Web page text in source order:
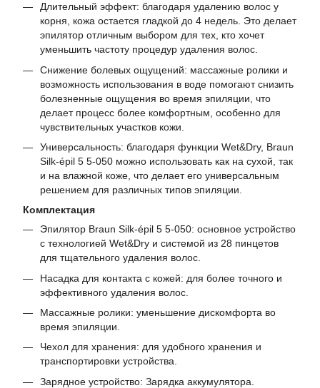
Длительный эффект: благодаря удалению волос у
корня, кожа остается гладкой до 4 недель. Это делает
эпилятор отличным выбором для тех, кто хочет
уменьшить частоту процедур удаления волос.
Снижение болевых ощущений: массажные ролики и
возможность использования в воде помогают снизить
болезненные ощущения во время эпиляции, что
делает процесс более комфортным, особенно для
чувствительных участков кожи.
Универсальность: благодаря функции Wet&Dry, Braun
Silk-épil 5 5-050 можно использовать как на сухой, так
и на влажной коже, что делает его универсальным
решением для различных типов эпиляции.
Комплектация
Эпилятор Braun Silk-épil 5 5-050: основное устройство
с технологией Wet&Dry и системой из 28 пинцетов
для тщательного удаления волос.
Насадка для контакта с кожей: для более точного и
эффективного удаления волос.
Массажные ролики: уменьшение дискомфорта во
время эпиляции.
Чехол для хранения: для удобного хранения и
транспортировки устройства.
Зарядное устройство: Зарядка аккумулятора.